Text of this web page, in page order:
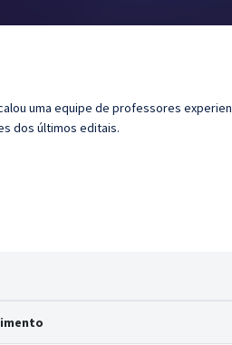
uma equipe de professores
dos últimos editais.